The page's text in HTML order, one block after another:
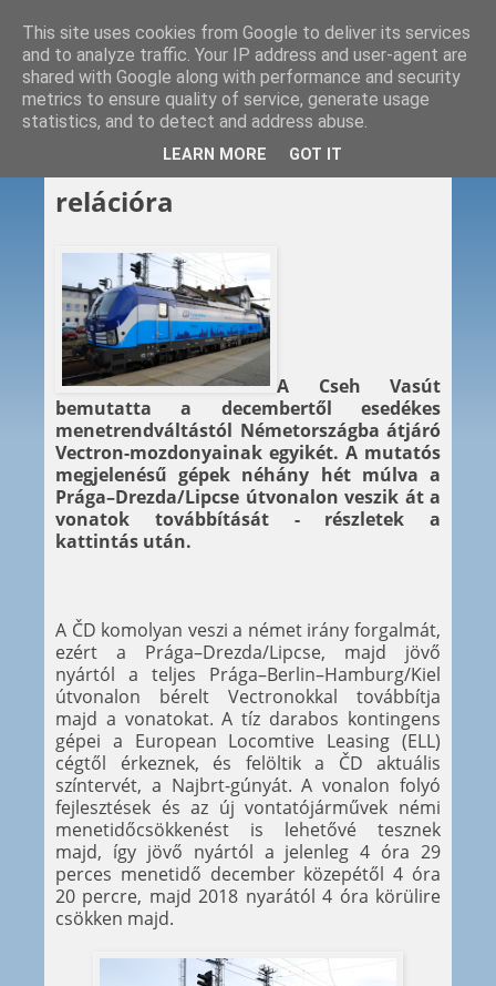
2017. 11. 23.
ČD Vectron a német
relációra
A Cseh Vasút
bemutatta a decembertől esedékes
menetrendváltástól Németországba átjáró
Vectron-mozdonyainak egyikét. A mutatós
megjelenésű gépek néhány hét múlva a
Prága–Drezda/Lipcse útvonalon veszik át a
vonatok továbbítását - részletek a
kattintás után.
A ČD komolyan veszi a német irány forgalmát,
ezért a Prága–Drezda/Lipcse, majd jövő
nyártól a teljes Prága–Berlin–Hamburg/Kiel
útvonalon bérelt Vectronokkal továbbítja
majd a vonatokat. A tíz darabos kontingens
gépei a European Locomtive Leasing (ELL)
cégtől érkeznek, és felöltik a ČD aktuális
színtervét, a Najbrt-gúnyát. A vonalon folyó
fejlesztések és az új vontatójárművek némi
menetidőcsökkenést is lehetővé tesznek
majd, így jövő nyártól a jelenleg 4 óra 29
perces menetidő december közepétől 4 óra
20 percre, majd 2018 nyarától 4 óra körülire
csökken majd.
This site uses cookies from Google to deliver its services
and to analyze traffic. Your IP address and user-agent are
shared with Google along with performance and security
metrics to ensure quality of service, generate usage
statistics, and to detect and address abuse.
LEARN MORE GOT IT